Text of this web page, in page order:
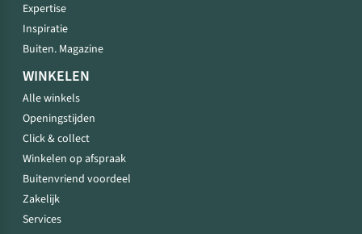
Expertise
Inspiratie
Buiten. Magazine
WINKELEN
Alle winkels
Openingstijden
Click & collect
Winkelen op afspraak
Buitenvriend voordeel
Zakelijk
Services